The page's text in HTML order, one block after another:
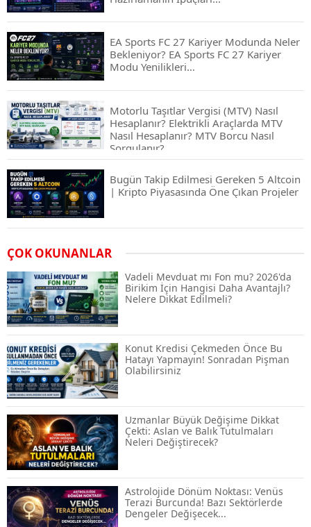
EA Sports FC 27 Kariyer Modunda Neler
Bekleniyor? EA Sports FC 27 Kariyer
Modu Yenilikleri…
Motorlu Taşıtlar Vergisi (MTV) Nasıl
Hesaplanır? Elektrikli Araçlarda MTV
Nasıl Hesaplanır? MTV Borcu Nasıl
Sorgulanır?
Bugün Takip Edilmesi Gereken 5 Altcoin
| Kripto Piyasasında Öne Çıkan Projeler
Airdrop Nasıl Alınır? Kripto Para Airdrop
Rehberi ve Güvenli Katılım Yöntemleri
Spot ve Vadeli İşlem Arasındaki Farklar |
Hangi Piyasa Sizin İçin Daha Uygun?
ABD-İran Anlaşması Sonrası Altın
Rekora Koştu, Petrol Fiyatları Sert Düştü
Temmuz 2026 Maaş Zammı Netleşiyor!
Memur, Emekli ve Sosyal Yardımlarda
Yeni Oranlar
KOSGEB’den KOBİ’lere Dev Finansman
ÇOK OKUNANLAR
Vadeli Mevduat mı Fon mu? 2026'da
Birikim İçin Hangisi Daha Avantajlı?
Nelere Dikkat Edilmeli?
Konut Kredisi Çekmeden Önce Bu
Hatayı Yapmayın! Sonradan Pişman
Olabilirsiniz
Uzmanlar Büyük Değişime Dikkat
Çekti: Aslan ve Balık Tutulmaları
Neleri Değiştirecek?
Astrolojide Dönüm Noktası: Venüs
Terazi Burcunda! Bazı Sektörlerde
Dengeler Değişecek...